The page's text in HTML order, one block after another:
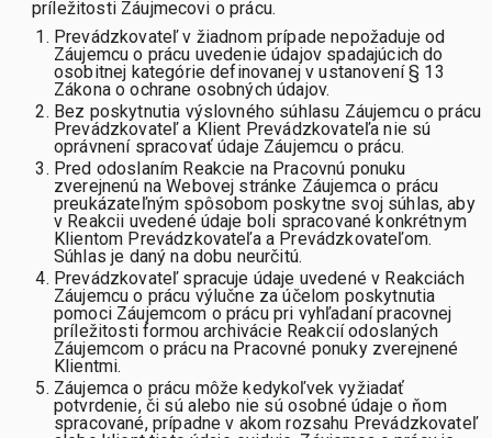
príležitosti Záujmecovi o prácu.
Prevádzkovateľ v žiadnom prípade nepožaduje od
Záujemcu o prácu uvedenie údajov spadajúcich do
osobitnej kategórie definovanej v ustanovení § 13
Zákona o ochrane osobných údajov.
Bez poskytnutia výslovného súhlasu Záujemcu o prácu
Prevádzkovateľ a Klient Prevádzkovateľa nie sú
oprávnení spracovať údaje Záujemcu o prácu.
Pred odoslaním Reakcie na Pracovnú ponuku
zverejnenú na Webovej stránke Záujemca o prácu
preukázateľným spôsobom poskytne svoj súhlas, aby
v Reakcii uvedené údaje boli spracované konkrétnym
Klientom Prevádzkovateľa a Prevádzkovateľom.
Súhlas je daný na dobu neurčitú.
Prevádzkovateľ spracuje údaje uvedené v Reakciách
Záujemcu o prácu výlučne za účelom poskytnutia
pomoci Záujemcom o prácu pri vyhľadaní pracovnej
príležitosti formou archivácie Reakcií odoslaných
Záujemcom o prácu na Pracovné ponuky zverejnené
Klientmi.
Záujemca o prácu môže kedykoľvek vyžiadať
potvrdenie, či sú alebo nie sú osobné údaje o ňom
spracované, prípadne v akom rozsahu Prevádzkovateľ